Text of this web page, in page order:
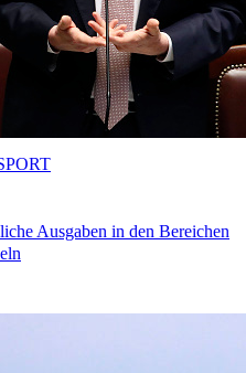
Ausgaben in den Bereichen